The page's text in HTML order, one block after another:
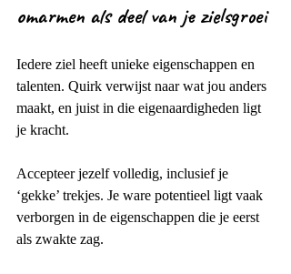
omarmen als deel van je zielsgroei
Iedere ziel heeft unieke eigenschappen en
talenten. Quirk verwijst naar wat jou anders
maakt, en juist in die eigenaardigheden ligt
je kracht.
Accepteer jezelf volledig, inclusief je
‘gekke’ trekjes. Je ware potentieel ligt vaak
verborgen in de eigenschappen die je eerst
als zwakte zag.